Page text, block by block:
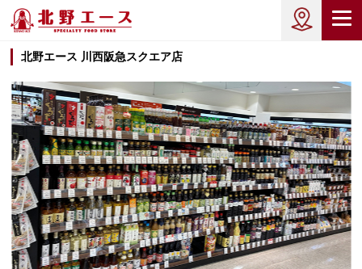
北野エース 川西阪急スクエア店